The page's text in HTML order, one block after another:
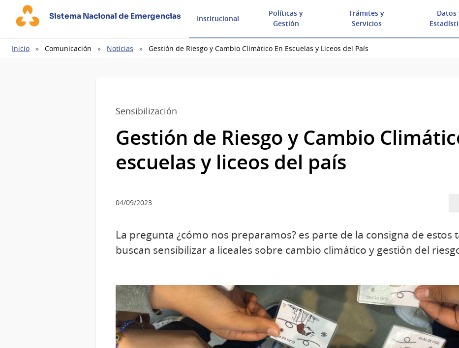
Sistema Nacional de Emergencias Institucional
Políticas y
Gestión
Trámites y
Servicios
Datos
Ruta
Inicio Comunicación Noticias Gestión de Riesgo y Cambio Climático En Escuelas y Liceos del País
Sensibilización
Gestión de Riesgo y Cambio
escuelas y liceos del país
04/09/2023
La pregunta ¿cómo nos preparamos? es parte de la consigna de estos
buscan sensibilizar a liceales sobre cambio climático y gestión del